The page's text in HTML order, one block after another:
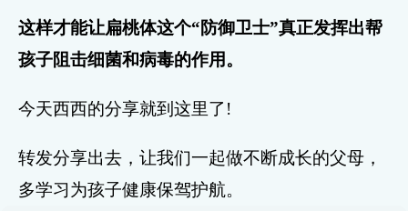
这样才能让扁桃体这个“防御卫士”真正发挥出帮
孩子阻击细菌和病毒的作用。
今天西西的分享就到这里了!
转发分享出去，让我们一起做不断成长的父母，
多学习为孩子健康保驾护航。